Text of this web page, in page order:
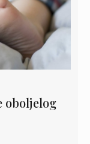
oboljelog